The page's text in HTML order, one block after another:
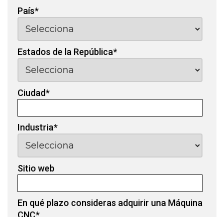
País*
Estados de la República*
Ciudad*
Industria*
Sitio web
En qué plazo consideras adquirir una Máquina
CNC*